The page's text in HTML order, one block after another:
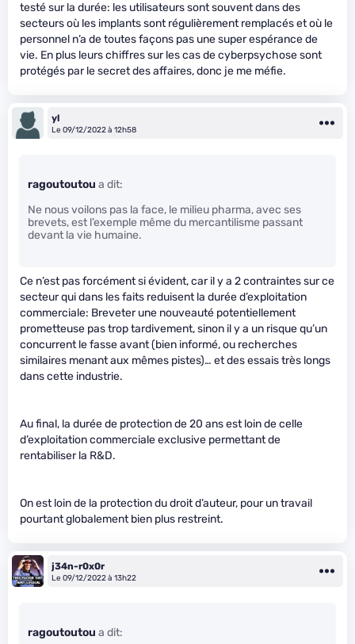
testé sur la durée: les utilisateurs sont souvent dans des
secteurs où les implants sont régulièrement remplacés et où le
personnel n’a de toutes façons pas une super espérance de
vie. En plus leurs chiffres sur les cas de cyberpsychose sont
protégés par le secret des affaires, donc je me méfie.
yl
Le 09/12/2022 à 12h58
ragoutoutou a dit:
Ne nous voilons pas la face, le milieu pharma, avec ses
brevets, est l’exemple même du mercantilisme passant
devant la vie humaine.
Ce n’est pas forcément si évident, car il y a 2 contraintes sur ce
secteur qui dans les faits reduisent la durée d’exploitation
commerciale: Breveter une nouveauté potentiellement
prometteuse pas trop tardivement, sinon il y a un risque qu’un
concurrent le fasse avant (bien informé, ou recherches
similaires menant aux mêmes pistes)… et des essais très longs
dans cette industrie.
Au final, la durée de protection de 20 ans est loin de celle
d’exploitation commerciale exclusive permettant de
rentabiliser la R&D.
On est loin de la protection du droit d’auteur, pour un travail
pourtant globalement bien plus restreint.
j34n-r0x0r
Le 09/12/2022 à 13h22
ragoutoutou a dit: